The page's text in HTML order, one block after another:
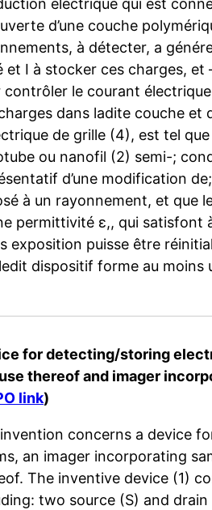
électrique qui est
d’une couche
à détecter, a
et I à stocker ces charges, et
contrôler le courant
dans ladite couche et
de grille (4), est tel
ou nanofil (2) semi-;
d’une modification
à un rayonnement, et que
permittivité ε,, qui satisfont
exposition puisse être
dispositif forme au moins
for detecting/storing
thereof and imager
link)
concerns a device
an imager incorporating
The inventive device (1)
two source (S) and